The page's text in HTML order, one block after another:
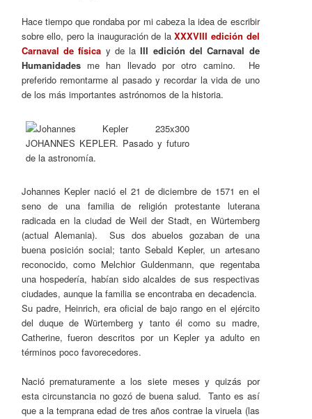
Hace tiempo que rondaba por mi cabeza la idea de escribir
sobre ello, pero la inauguración de laXXXVIII edición del
Carnaval de física y de la III edición del Carnaval de
Humanidades me han llevado por otro camino. He
preferido remontarme al pasado y recordar la vida de uno
de los más importantes astrónomos de la historia.
Johannes Kepler nació el 21 de diciembre de 1571 en el
seno de una familia de religión protestante luterana
radicada en la ciudad de Weil der Stadt, en Würtemberg
(actual Alemania). Sus dos abuelos gozaban de una
buena posición social; tanto Sebald Kepler, un artesano
reconocido, como Melchior Guldenmann, que regentaba
una hospedería, habían sido alcaldes de sus respectivas
ciudades, aunque la familia se encontraba en decadencia.
Su padre, Heinrich, era oficial de bajo rango en el ejército
del duque de Würtemberg y tanto él como su madre,
Catherine, fueron descritos por un Kepler ya adulto en
términos poco favorecedores.
Nació prematuramente a los siete meses y quizás por
esta circunstancia no gozó de buena salud. Tanto es así
que a la temprana edad de tres años contrae la viruela (las